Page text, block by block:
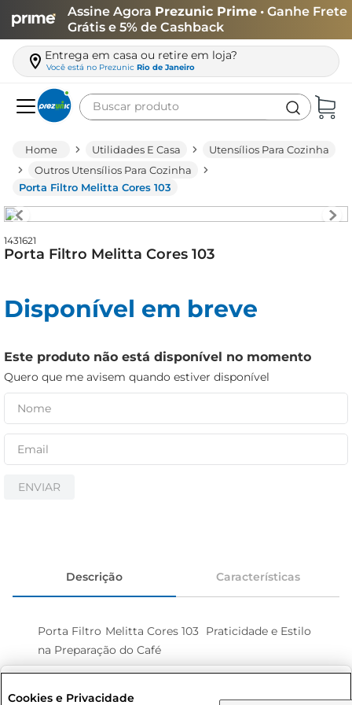
Assine Agora Prezunic Prime • Ganhe Frete
Grátis e 5% de Cashback
Entrega em casa ou retire em loja?
Você está no Prezunic Rio de Janeiro
Buscar produto
Utilidades E Casa
Utensílios Para Cozinha
Outros Utensílios Para Cozinha
Porta Filtro Melitta Cores 103
1431621
Porta Filtro Melitta Cores 103
Disponível em breve
Este produto não está disponível no momento
Quero que me avisem quando estiver disponível
ENVIAR
Descrição Características
Porta Filtro Melitta Cores 103  Praticidade e Estilo
na Preparação do Café
leite
queijo
azeite
cerveja
iogurte
papel higiênico
Cookies e Privacidade